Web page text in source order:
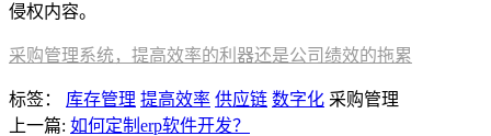
侵权内容。
采购管理系统，提高效率的利器还是公司绩效的拖累
标签： 库存管理 提高效率 供应链 数字化 采购管理
上一篇: 如何定制erp软件开发？